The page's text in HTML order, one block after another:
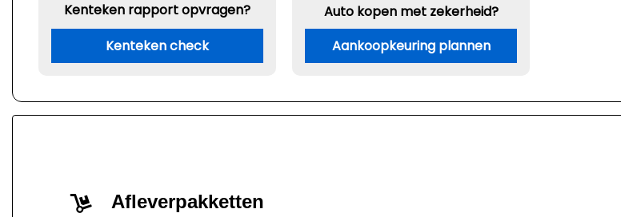
Kenteken rapport opvragen?
Kenteken check
Auto kopen met zekerheid?
Aankoopkeuring plannen
Afleverpakketten